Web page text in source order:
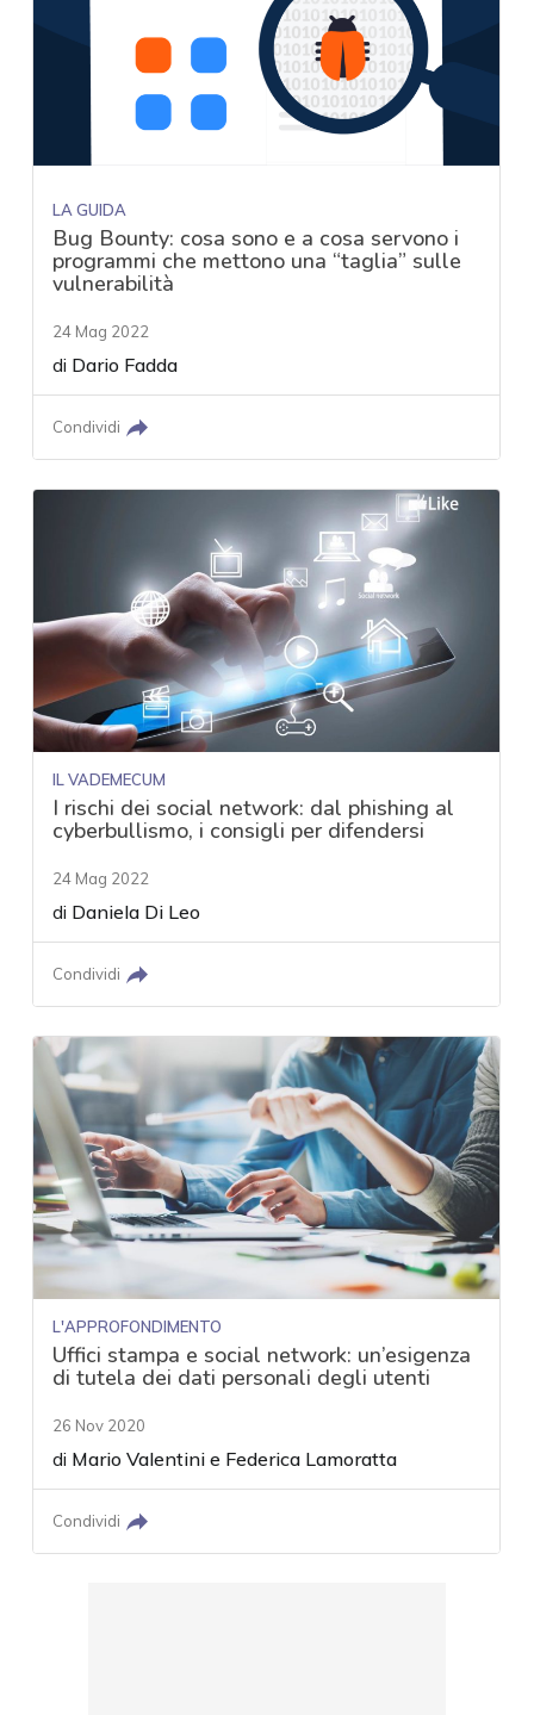
LA GUIDA
Bug Bounty: cosa sono e a cosa servono i
programmi che mettono una “taglia” sulle
vulnerabilità
24 Mag 2022
di Dario Fadda
Condividi
IL VADEMECUM
I rischi dei social network: dal phishing al
cyberbullismo, i consigli per difendersi
24 Mag 2022
di Daniela Di Leo
Condividi
L'APPROFONDIMENTO
Uffici stampa e social network: un’esigenza
di tutela dei dati personali degli utenti
26 Nov 2020
di Mario Valentini e Federica Lamoratta
Condividi